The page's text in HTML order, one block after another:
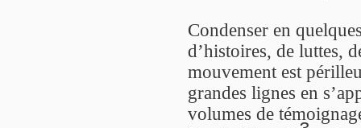
Condenser en
d’histoires, de luttes,
mouvement est
grandes lignes en
volumes de